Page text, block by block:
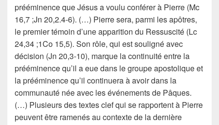
prééminence que Jésus a voulu conférer à Pierre (Mc
16,7 ;Jn 20,2.4-6). (…) Pierre sera, parmi les apôtres,
le premier témoin d’une apparition du Ressuscité (Lc
24,34 ;1Co 15,5). Son rôle, qui est souligné avec
décision (Jn 20,3-10), marque la continuité entre la
prééminence qu’il a eue dans le groupe apostolique et
la prééminence qu’il continuera à avoir dans la
communauté née avec les événements de Pâques.
(…) Plusieurs des textes clef qui se rapportent à Pierre
peuvent être ramenés au contexte de la dernière